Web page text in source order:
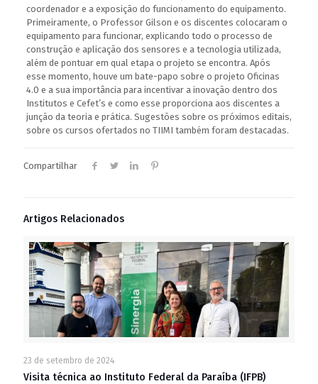
coordenador e a exposição do funcionamento do equipamento.
Primeiramente, o Professor Gilson e os discentes colocaram o
equipamento para funcionar, explicando todo o processo de
construção e aplicação dos sensores e a tecnologia utilizada,
além de pontuar em qual etapa o projeto se encontra. Após
esse momento, houve um bate-papo sobre o projeto Oficinas
4.0 e a sua importância para incentivar a inovação dentro dos
Institutos e Cefet’s e como esse proporciona aos discentes a
junção da teoria e prática. Sugestões sobre os próximos editais,
sobre os cursos ofertados no TIIMI também foram destacadas.
Compartilhar
Artigos Relacionados
23 de setembro de 2024
Visita técnica ao Instituto Federal da Paraíba (IFPB)